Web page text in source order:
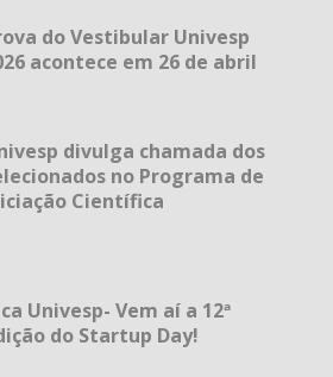
do Vestibular Univesp
acontece em 26 de abril
divulga chamada dos
no Programa de
Científica
Univesp- Vem aí a 12ª
do Startup Day!